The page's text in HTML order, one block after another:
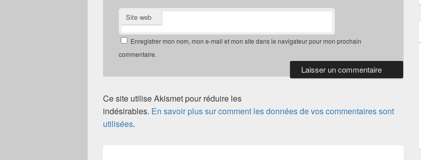
Site web
Enregistrer mon nom, mon e-mail et mon site dans le navigateur pour mon prochain
commentaire.
Ce site utilise Akismet pour réduire les
indésirables. En savoir plus sur comment les données de vos commentaires sont
utilisées.